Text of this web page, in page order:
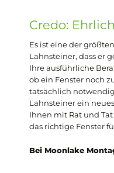
Credo:
Es ist eine der
Lahnsteiner, dass er
Ihre ausführliche
ob ein Fenster noch
tatsächlich
Lahnsteiner ein
Ihnen mit Rat und
das richtige Fenster
Bei Moonlake